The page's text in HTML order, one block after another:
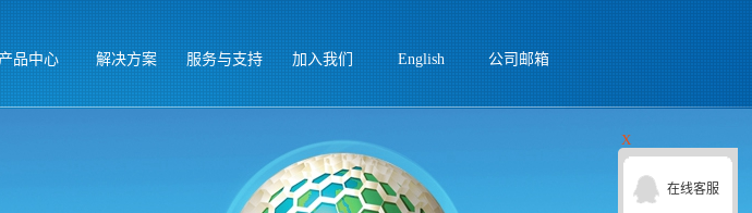
产品中心 解决方案 服务与支持 加入我们 English 公司邮箱
X
在线客服